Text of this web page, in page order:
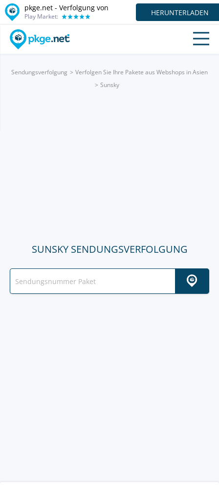
pkge.net - Verfolgung von
Play Market: HERUNTERLADEN
Sendungsverfolgung
Verfolgen Sie Ihre Pakete aus Webshops in Asien
Sunsky
SUNSKY SENDUNGSVERFOLGUNG